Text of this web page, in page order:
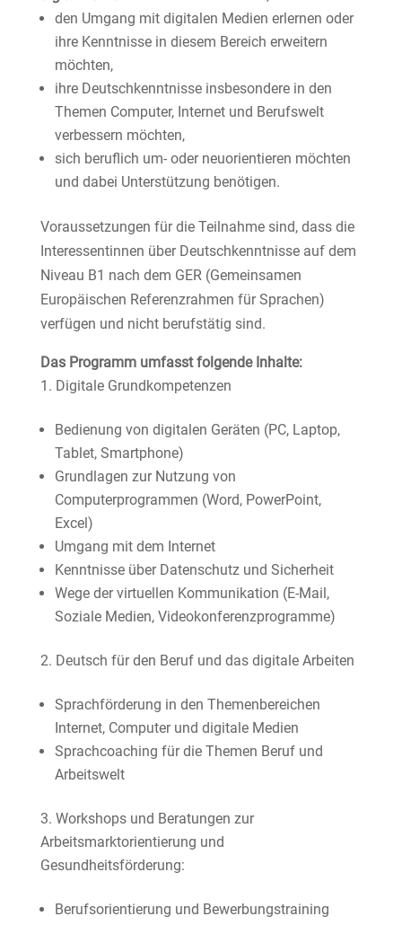
den Umgang mit digitalen Medien erlernen oder
ihre Kenntnisse in diesem Bereich erweitern
möchten,
ihre Deutschkenntnisse insbesondere in den
Themen Computer, Internet und Berufswelt
verbessern möchten,
sich beruflich um- oder neuorientieren möchten
und dabei Unterstützung benötigen.
Voraussetzungen für die Teilnahme sind, dass die
Interessentinnen über Deutschkenntnisse auf dem
Niveau B1 nach dem GER (Gemeinsamen
Europäischen Referenzrahmen für Sprachen)
verfügen und nicht berufstätig sind.
Das Programm umfasst folgende Inhalte:
Digitale Grundkompetenzen
Bedienung von digitalen Geräten (PC, Laptop,
Tablet, Smartphone)
Grundlagen zur Nutzung von
Computerprogrammen (Word, PowerPoint,
Excel)
Umgang mit dem Internet
Kenntnisse über Datenschutz und Sicherheit
Wege der virtuellen Kommunikation (E-Mail,
Soziale Medien, Videokonferenzprogramme)
Deutsch für den Beruf und das digitale Arbeiten
Sprachförderung in den Themenbereichen
Internet, Computer und digitale Medien
Sprachcoaching für die Themen Beruf und
Arbeitswelt
Workshops und Beratungen zur
Arbeitsmarktorientierung und
Gesundheitsförderung:
Berufsorientierung und Bewerbungstraining